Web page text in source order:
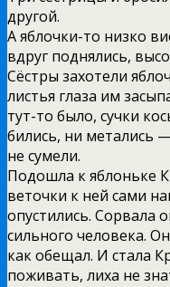
другой.
А яблочки-то низко
вдруг поднялись,
Сёстры захотели
листья глаза им
тут-то было, сучки
бились, ни метались
не сумели.
Подошла к яблоньке
веточки к ней сами
опустились. Сорвала
сильного человека.
как обещал. И стала
поживать, лиха не